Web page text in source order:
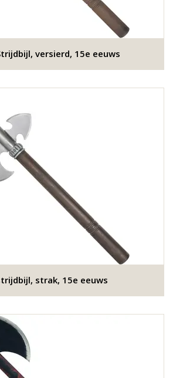
versierd, 15e eeuws
strak, 15e eeuws